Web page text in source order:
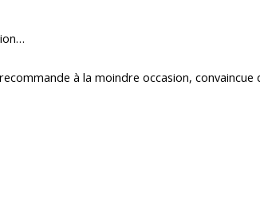
à la moindre occasion, convaincue